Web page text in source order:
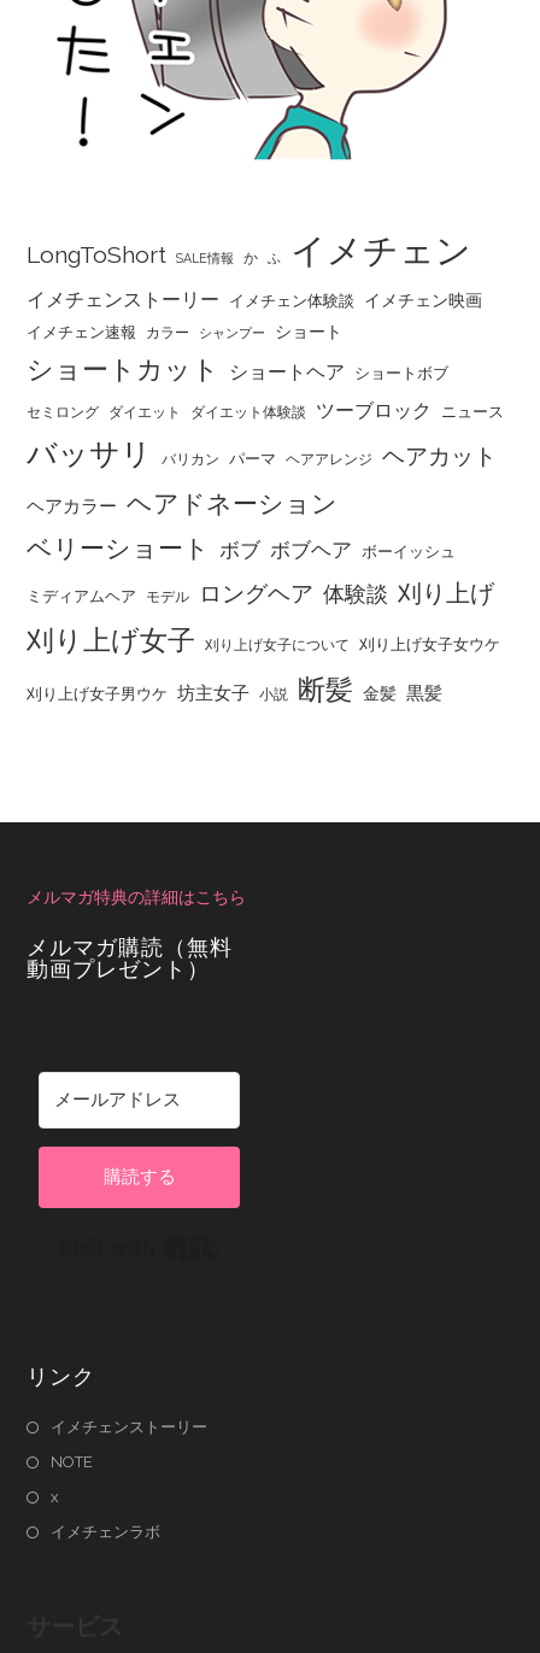
LongToShort SALE情報 か ふ イメチェン
イメチェンストーリー イメチェン体験談 イメチェン映画
イメチェン速報 カラー シャンプー ショート
ショートカット ショートヘア ショートボブ
セミロング ダイエット ダイエット体験談 ツーブロック ニュース
バッサリ バリカン パーマ ヘアアレンジ ヘアカット
ヘアカラー ヘアドネーション
ベリーショート
ボブ ボブヘア ボーイッシュ
ミディアムヘア モデル ロングヘア 体験談 刈り上げ
刈り上げ女子 刈り上げ女子について 刈り上げ女子女ウケ
刈り上げ女子男ウケ 坊主女子 小説 断髪 金髪 黒髪
メルマガ特典の詳細はこちら
メルマガ購読（無料
動画プレゼント）
購読する
リンク
イメチェンストーリー
NOTE
x
イメチェンラボ